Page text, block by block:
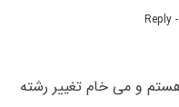
-
و می خام تغییر رشته